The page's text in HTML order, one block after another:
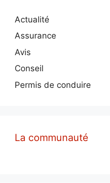
Actualité
Assurance
Avis
Conseil
Permis de conduire
La communauté